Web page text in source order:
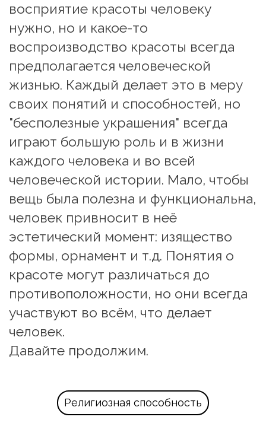
восприятие красоты человеку
нужно, но и какое-то
воспроизводство красоты всегда
предполагается человеческой
жизнью. Каждый делает это в меру
своих понятий и способностей, но
"бесполезные украшения" всегда
играют большую роль и в жизни
каждого человека и во всей
человеческой истории. Мало, чтобы
вещь была полезна и функциональна,
человек привносит в неё
эстетический момент: изящество
формы, орнамент и т.д. Понятия о
красоте могут различаться до
противоположности, но они всегда
участвуют во всём, что делает
человек.
Давайте продолжим.
Религиозная способность